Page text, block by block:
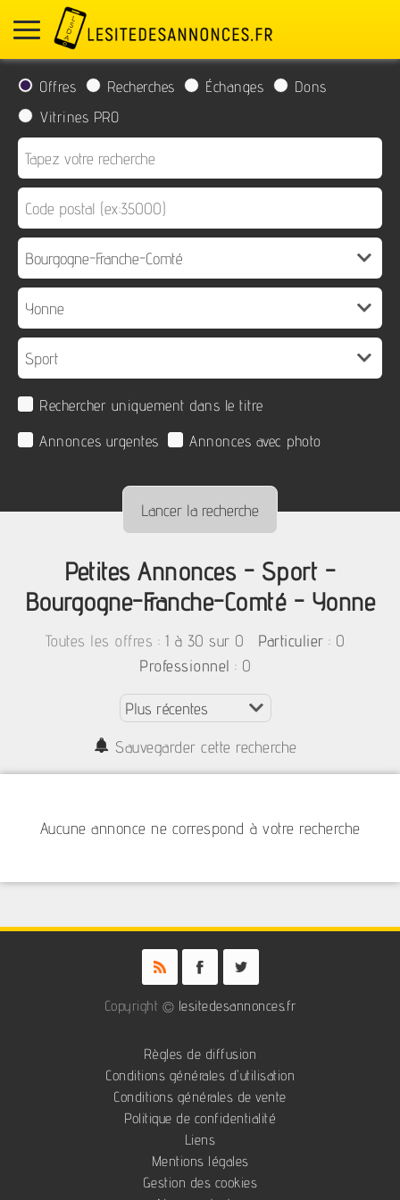
Offres Recherches Échanges
Dons
Vitrines PRO
Rechercher uniquement dans le titre
Annonces urgentes
Annonces avec photo
Petites Annonces - Sport -
Bourgogne-Franche-Comté - Yonne
Toutes les offres : 1 à 30 sur 0 Particulier : 0
Professionnel : 0
Sauvegarder cette recherche
Aucune annonce ne correspond à votre recherche
Copyright © lesitedesannonces.fr
Règles de diffusion
Conditions générales d'utilisation
Conditions générales de vente
Politique de confidentialité
Liens
Mentions légales
Gestion des cookies